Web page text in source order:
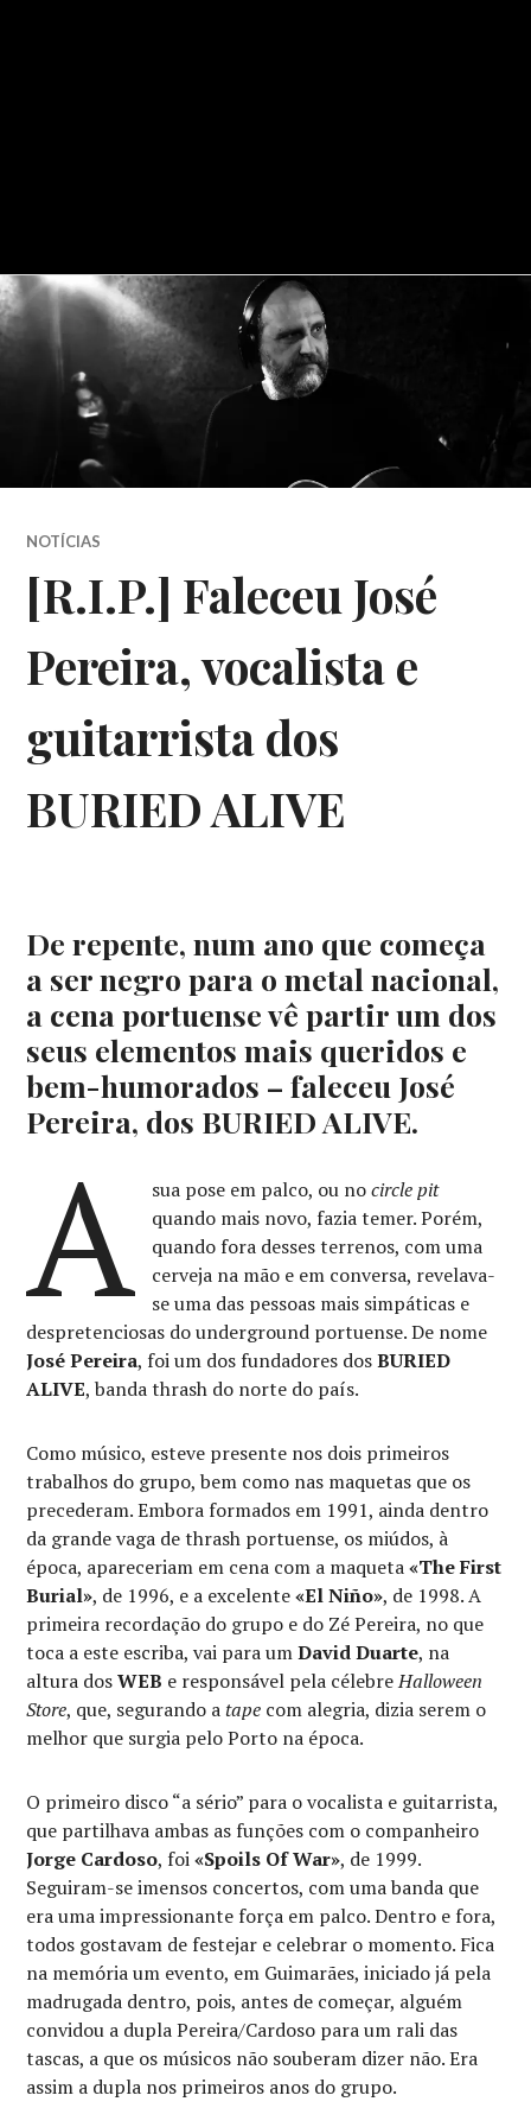
NOTÍCIAS
[R.I.P.] Faleceu José
Pereira, vocalista e
guitarrista dos
BURIED ALIVE
De repente, num ano que começa
a ser negro para o metal nacional,
a cena portuense vê partir um dos
seus elementos mais queridos e
bem-humorados – faleceu José
Pereira, dos BURIED ALIVE.
A sua pose em palco, ou nocircle pit
quando mais novo, fazia temer. Porém,
quando fora desses terrenos, com uma
cerveja na mão e em conversa, revelava-
se uma das pessoas mais simpáticas e
despretenciosas do underground portuense. De nome
José Pereira, foi um dos fundadores dosBURIED
ALIVE, banda thrash do norte do país.
Como músico, esteve presente nos dois primeiros
trabalhos do grupo, bem como nas maquetas que os
precederam. Embora formados em 1991, ainda dentro
da grande vaga de thrash portuense, os miúdos, à
época, apareceriam em cena com a maqueta«The First
Burial», de 1996, e a excelente«El Niño», de 1998. A
primeira recordação do grupo e do Zé Pereira, no que
toca a este escriba, vai para umDavid Duarte, na
altura dosWEB e responsável pela célebreHalloween
Store, que, segurando atape com alegria, dizia serem o
melhor que surgia pelo Porto na época.
O primeiro disco “a sério” para o vocalista e guitarrista,
que partilhava ambas as funções com o companheiro
Jorge Cardoso, foi«Spoils Of War», de 1999.
Seguiram-se imensos concertos, com uma banda que
era uma impressionante força em palco. Dentro e fora,
todos gostavam de festejar e celebrar o momento. Fica
na memória um evento, em Guimarães, iniciado já pela
madrugada dentro, pois, antes de começar, alguém
convidou a dupla Pereira/Cardoso para um rali das
tascas, a que os músicos não souberam dizer não. Era
assim a dupla nos primeiros anos do grupo.